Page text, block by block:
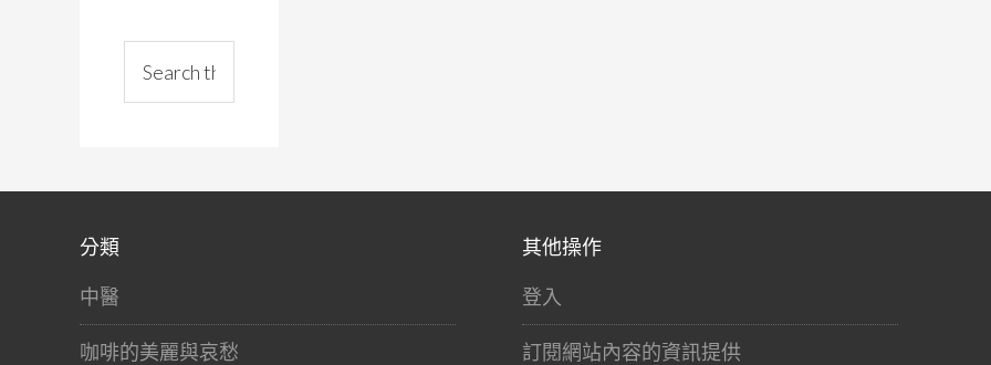
分類
中醫
咖啡的美麗與哀愁
其他操作
登入
訂閱網站內容的資訊提供